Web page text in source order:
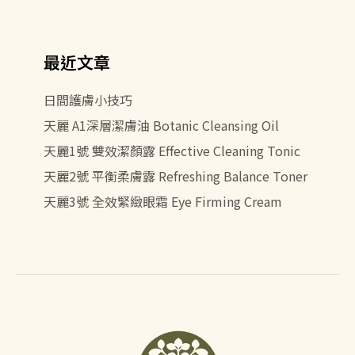
最近文章
日間護膚小技巧
天麗 A1深層潔膚油 Botanic Cleansing Oil
天麗1號 雙效潔顏露 Effective Cleaning Tonic
天麗2號 平衡柔膚露 Refreshing Balance Toner
天麗3號 全效緊緻眼霜 Eye Firming Cream